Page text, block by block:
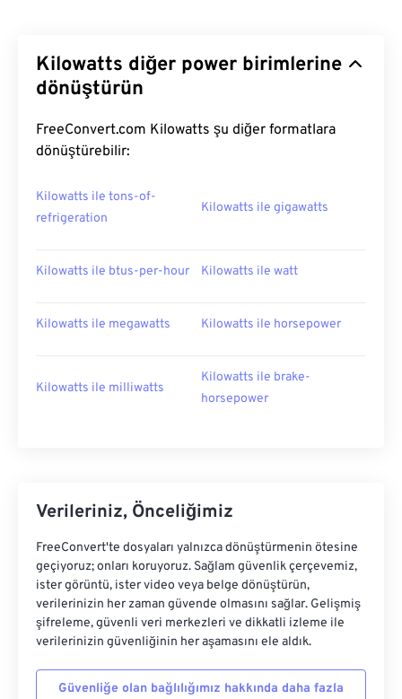
Kilowatts diğer power birimlerine
dönüştürün
FreeConvert.com Kilowatts şu diğer formatlara
dönüştürebilir:
Kilowatts ile tons-of-
refrigeration
Kilowatts ile gigawatts
Kilowatts ile btus-per-hour Kilowatts ile watt
Kilowatts ile megawatts Kilowatts ile horsepower
Kilowatts ile milliwatts
Kilowatts ile brake-
horsepower
Verileriniz, Önceliğimiz
FreeConvert'te dosyaları yalnızca dönüştürmenin ötesine
geçiyoruz; onları koruyoruz. Sağlam güvenlik çerçevemiz,
ister görüntü, ister video veya belge dönüştürün,
verilerinizin her zaman güvende olmasını sağlar. Gelişmiş
şifreleme, güvenli veri merkezleri ve dikkatli izleme ile
verilerinizin güvenliğinin her aşamasını ele aldık.
Güvenliğe olan bağlılığımız hakkında daha fazla